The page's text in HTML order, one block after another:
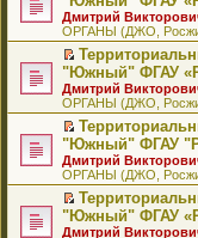
и
ю
о
б
щ
е
н
и
ю
о
м
у
с
о
о
б
щ
е
н
и
ю
и
т
а
н
н
о
м
у
с
о
о
б
щ
е
н
и
е
п
р
о
ч
и
т
а
н
н
о
м
у
с
о
о
в
о
м
у
н
е
п
р
о
ч
и
т
а
н
н
о
и
к
п
е
р
в
о
м
у
н
е
п
р
о
ч
и
е
р
е
й
т
и
к
п
е
р
в
о
м
у
н
е
Дмитрий
ОРГАНЫ (ДЖО,
П
е
р
е
й
т
и
к
п
е
р
в
"Южный" ФГАУ
Дмитрий
ОРГАНЫ (ДЖО,
П
е
р
е
й
т
и
"Южный" ФГАУ
Дмитрий
ОРГАНЫ (ДЖО,
П
е
"Южный" ФГАУ
Дмитрий